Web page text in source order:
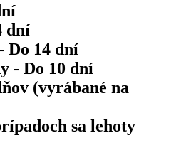
dní
Do 14 dní
- Do 10 dní
(vyrábané na
sa lehoty